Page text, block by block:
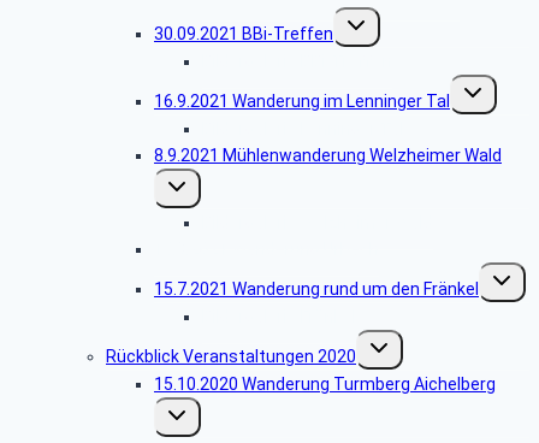
30.09.2021 BBi-Treffen
Untermenü
umschalten
16.9.2021 Wanderung im Lenninger Tal
Untermenü
umschalten
8.9.2021 Mühlenwanderung Welzheimer Wald
Untermenü
umschalten
15.7.2021 Wanderung rund um den Fränkel
Rückblick Veranstaltungen 2020
Untermenü
umschalten
15.10.2020 Wanderung Turmberg Aichelberg
Untermenü
umschalten